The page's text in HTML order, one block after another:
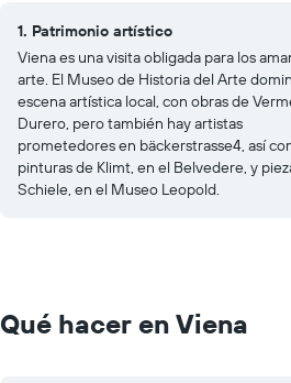
1. Patrimonio artístico
Viena es una visita obligada para los
arte. El Museo de Historia del Arte
escena artística local, con obras de
Durero, pero también hay artistas
prometedores en bäckerstrasse4, así
pinturas de Klimt, en el Belvedere, y
Schiele, en el Museo Leopold.
Qué hacer en Viena